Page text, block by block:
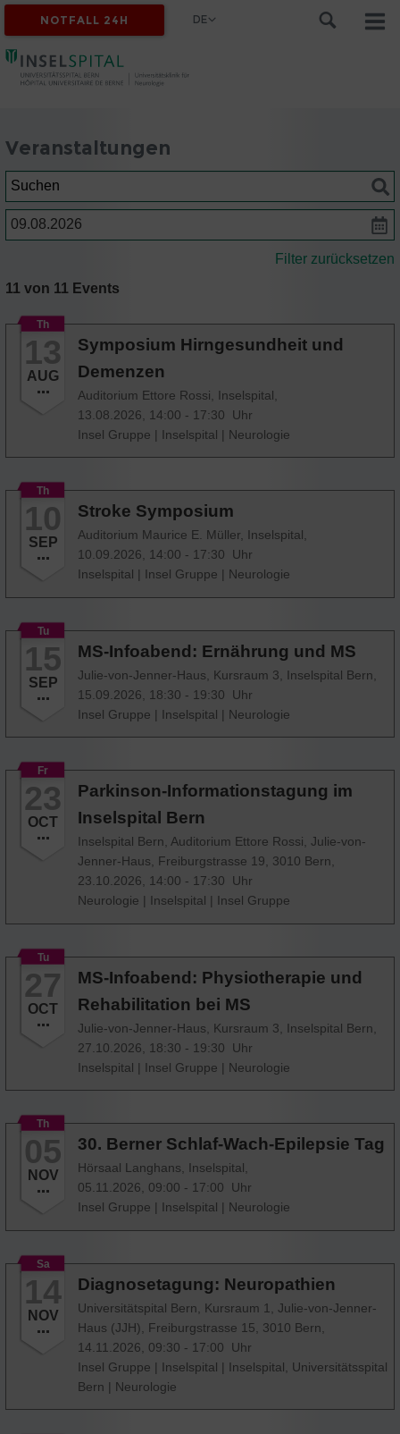
NOTFALL 24H DE
Veranstaltungen
Suchen
Datum
11 von 11 Events
Filter zurücksetzen
Th
13
AUG
Symposium Hirngesundheit und
Demenzen
Auditorium Ettore Rossi, Inselspital,
13.08.2026, 14:00 - 17:30 Uhr
Insel Gruppe | Inselspital | Neurologie
Th
10
SEP
Stroke Symposium
Auditorium Maurice E. Müller, Inselspital,
10.09.2026, 14:00 - 17:30 Uhr
Inselspital | Insel Gruppe | Neurologie
Tu
15
SEP
MS-Infoabend: Ernährung und MS
Julie-von-Jenner-Haus, Kursraum 3, Inselspital Bern,
15.09.2026, 18:30 - 19:30 Uhr
Insel Gruppe | Inselspital | Neurologie
Fr
23
OCT
Parkinson-Informationstagung im
Inselspital Bern
Inselspital Bern, Auditorium Ettore Rossi, Julie-von-
Jenner-Haus, Freiburgstrasse 19, 3010 Bern,
23.10.2026, 14:00 - 17:30 Uhr
Neurologie | Inselspital | Insel Gruppe
Tu
27
OCT
MS-Infoabend: Physiotherapie und
Rehabilitation bei MS
Julie-von-Jenner-Haus, Kursraum 3, Inselspital Bern,
27.10.2026, 18:30 - 19:30 Uhr
Inselspital | Insel Gruppe | Neurologie
Th
05
NOV
30. Berner Schlaf-Wach-Epilepsie Tag
Hörsaal Langhans, Inselspital,
05.11.2026, 09:00 - 17:00 Uhr
Insel Gruppe | Inselspital | Neurologie
Sa
14
NOV
Diagnosetagung: Neuropathien
Universitätspital Bern, Kursraum 1, Julie-von-Jenner-
Haus (JJH), Freiburgstrasse 15, 3010 Bern,
14.11.2026, 09:30 - 17:00 Uhr
Insel Gruppe | Inselspital | Inselspital, Universitätsspital
Bern | Neurologie